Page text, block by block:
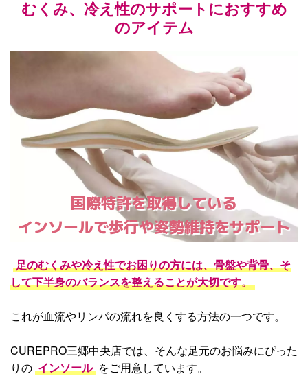
むくみ、冷え性のサポートにおすすめ
のアイテム
国際特許を取得している
インソールで歩行や姿勢維持をサポート
足のむくみや冷え性でお困りの方には、骨盤や背骨、そ
して下半身のバランスを整えることが大切です。
これが血流やリンパの流れを良くする方法の一つです。
CUREPRO三郷中央店では、そんな足元のお悩みにぴった
りの インソール をご用意しています。